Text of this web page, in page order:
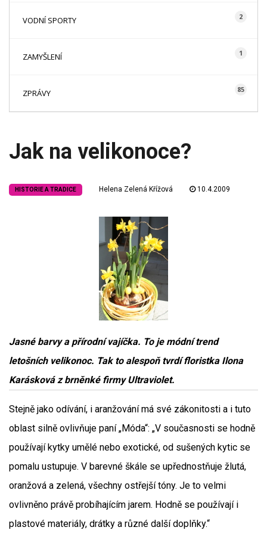
VODNÍ SPORTY 2
ZAMYŠLENÍ 1
ZPRÁVY 85
Jak na velikonoce?
HISTORIE A TRADICE Helena Zelená Křížová 10.4.2009
Jasné barvy a přírodní vajíčka. To je módní trend
letošních velikonoc. Tak to alespoň tvrdí floristka Ilona
Karásková z brněnké firmy Ultraviolet.
Stejně jako odívání, i aranžování má své zákonitosti a i tuto
oblast silně ovlivňuje paní „Móda“: „V současnosti se hodně
používají kytky umělé nebo exotické, od sušených kytic se
pomalu ustupuje. V barevné škále se upřednostňuje žlutá,
oranžová a zelená, všechny ostřejší tóny. Je to velmi
ovlivněno právě probíhajícím jarem. Hodně se používají i
plastové materiály, drátky a různé další doplňky.“